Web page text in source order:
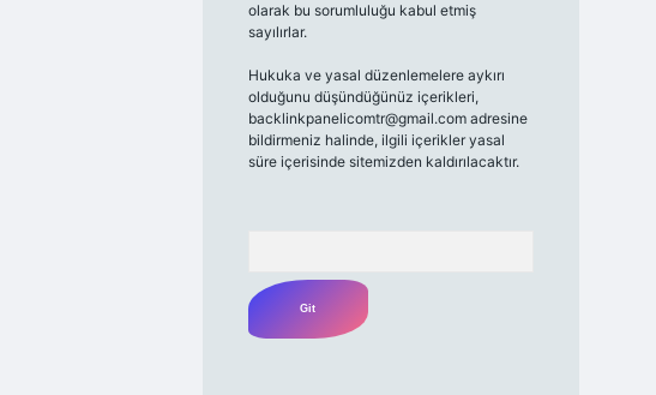
olarak bu sorumluluğu kabul etmiş
sayılırlar.
Hukuka ve yasal düzenlemelere aykırı
olduğunu düşündüğünüz içerikleri,
backlinkpanelicomtr@gmail.comadresine
bildirmeniz halinde, ilgili içerikler yasal
süre içerisinde sitemizden kaldırılacaktır.